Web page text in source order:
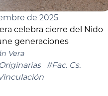
de 2025
celebra cierre del Nido
generaciones
Vera
#Fac. Cs.